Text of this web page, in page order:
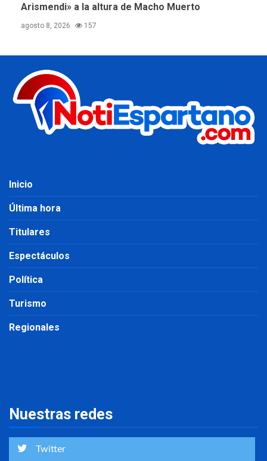
Arismendi» a la altura de Macho Muerto
agosto 8, 2026 157
Inicio
Última hora
Titulares
Espectáculos
Política
Turismo
Regionales
Nuestras redes
Twitter